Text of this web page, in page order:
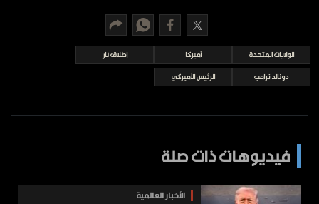
مواقيت الصلاة
الأحوال الجوية
الولايات المتحدة أميركا إطلاق نار
دونالد ترامب الرئيس الأميركي
فيديوهات ذات صلة
الأخبار العالمية